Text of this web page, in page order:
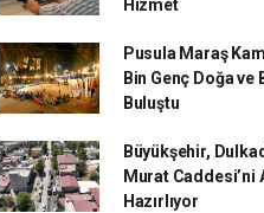
Hizmet
Pusula Maraş
Bin Genç Doğa ve
Buluştu
Büyükşehir,
Murat Caddesi’ni
Hazırlıyor